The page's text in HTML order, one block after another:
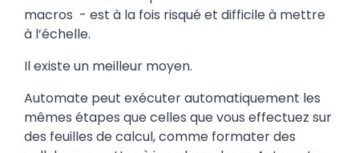
macros - est à la fois risqué et difficile à mettre
à l’échelle.
Il existe un meilleur moyen.
Automate peut exécuter automatiquement les
mêmes étapes que celles que vous effectuez sur
des feuilles de calcul, comme formater des